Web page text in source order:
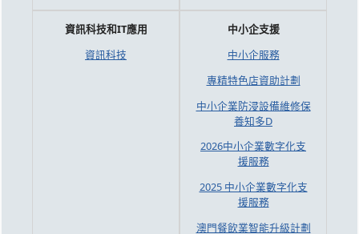
資訊科技和IT應用
資訊科技
中小企支援
中小企服務
專精特色店資助計劃
中小企業防浸設備維修保
養知多D
2026中小企業數字化支
援服務
2025 中小企業數字化支
援服務
澳門餐飲業智能升級計劃